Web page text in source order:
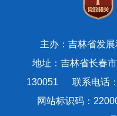
主办：吉林省发
地址：吉林省长春
130051 联系电话：
网站标识码：